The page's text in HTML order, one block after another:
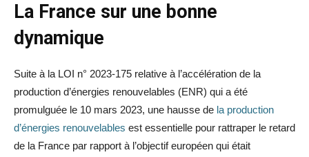
La France sur une bonne
dynamique
Suite à la LOI n° 2023-175 relative à l’accélération de la
production d’énergies renouvelables (ENR) qui a été
promulguée le 10 mars 2023, une hausse de la production
d’énergies renouvelables est essentielle pour rattraper le retard
de la France par rapport à l’objectif européen qui était